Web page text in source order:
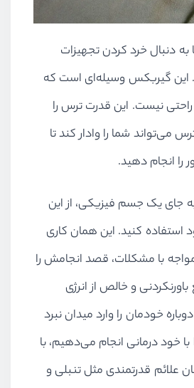
دنبال خرد کردن تجهیزات
این گیربکس وسیله‌ای است که
نیست. این قدرت ترس را
می‌تواند شما را وادار کند تا
را انجام دهید.
جای یک جسم فیزیکی، از این
کنید. این همان کاری
با مشکلات، قصد انجامش را
باورنکردنی و خالص از انرژی
خودمان را وارد میدان نبرد
با خود درمانی انجام می‌دهیم، با
علائم قدرتمندی مثل تنبلی و